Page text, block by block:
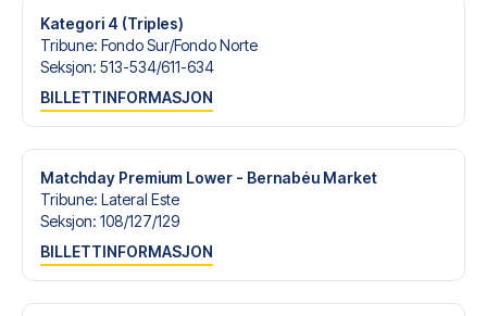
Kategori 4 (Triples)
Tribune: Fondo Sur/​Fondo Norte
Seksjon: 513-534/​611-634
BILLETTINFORMASJON
Matchday Premium Lower - Bernabéu Market
Tribune: Lateral Este
Seksjon: 108/​127/​129
BILLETTINFORMASJON